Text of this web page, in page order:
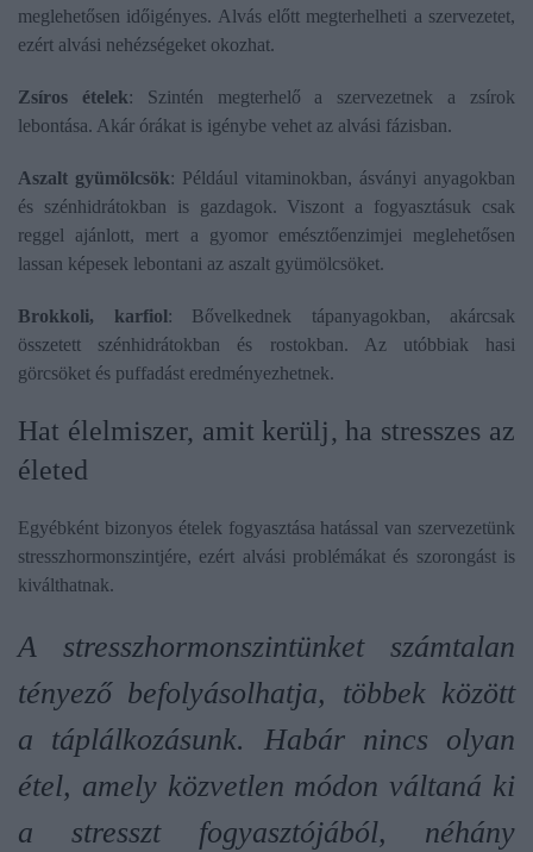
meglehetősen időigényes. Alvás előtt megterhelheti a szervezetet,
ezért alvási nehézségeket okozhat.
Zsíros ételek: Szintén megterhelő a szervezetnek a zsírok
lebontása. Akár órákat is igénybe vehet az alvási fázisban.
Aszalt gyümölcsök: Például vitaminokban, ásványi anyagokban
és szénhidrátokban is gazdagok. Viszont a fogyasztásuk csak
reggel ajánlott, mert a gyomor emésztőenzimjei meglehetősen
lassan képesek lebontani az aszalt gyümölcsöket.
Brokkoli, karfiol: Bővelkednek tápanyagokban, akárcsak
összetett szénhidrátokban és rostokban. Az utóbbiak hasi
görcsöket és puffadást eredményezhetnek.
Hat élelmiszer, amit kerülj, ha stresszes az
életed
Egyébként bizonyos ételek fogyasztása hatással van szervezetünk
stresszhormonszintjére, ezért alvási problémákat és szorongást is
kiválthatnak.
A stresszhormonszintünket számtalan
tényező befolyásolhatja, többek között
a táplálkozásunk. Habár nincs olyan
étel, amely közvetlen módon váltaná ki
a stresszt fogyasztójából, néhány